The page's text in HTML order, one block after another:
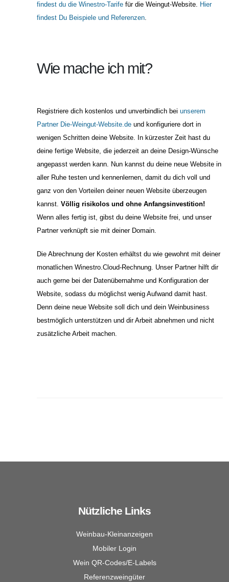
findest du die Winestro-Tarife für die Weingut-Website. Hier
findest Du Beispiele und Referenzen.
Wie mache ich mit?
Registriere dich kostenlos und unverbindlich bei unserem
Partner Die-Weingut-Website.de und konfiguriere dort in
wenigen Schritten deine Website. In kürzester Zeit hast du
deine fertige Website, die jederzeit an deine Design-Wünsche
angepasst werden kann. Nun kannst du deine neue Website in
aller Ruhe testen und kennenlernen, damit du dich voll und
ganz von den Vorteilen deiner neuen Website überzeugen
kannst. Völlig risikolos und ohne Anfangsinvestition!
Wenn alles fertig ist, gibst du deine Website frei, und unser
Partner verknüpft sie mit deiner Domain.
Die Abrechnung der Kosten erhältst du wie gewohnt mit deiner
monatlichen Winestro.Cloud-Rechnung. Unser Partner hilft dir
auch gerne bei der Datenübernahme und Konfiguration der
Website, sodass du möglichst wenig Aufwand damit hast.
Denn deine neue Website soll dich und dein Weinbusiness
bestmöglich unterstützen und dir Arbeit abnehmen und nicht
zusätzliche Arbeit machen.
Nützliche Links
Weinbau-Kleinanzeigen
Mobiler Login
Wein QR-Codes/E-Labels
Referenzweingüter